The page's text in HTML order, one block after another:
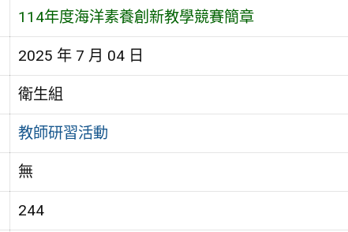
114年度海洋素養創新教學競賽簡章
2025 年 7 月 04 日
衛生組
教師研習活動
無
244